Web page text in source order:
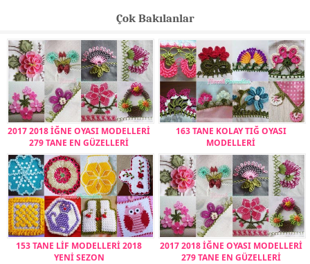
Çok Bakılanlar
2017 2018 İĞNE OYASI MODELLERİ
279 TANE EN GÜZELLERİ
163 TANE KOLAY TIĞ OYASI
MODELLERİ
153 TANE LİF MODELLERİ 2018
YENİ SEZON
2017 2018 İĞNE OYASI MODELLERİ
279 TANE EN GÜZELLERİ